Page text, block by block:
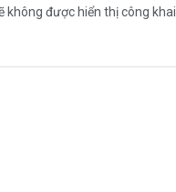
không được hiển thị công khai.